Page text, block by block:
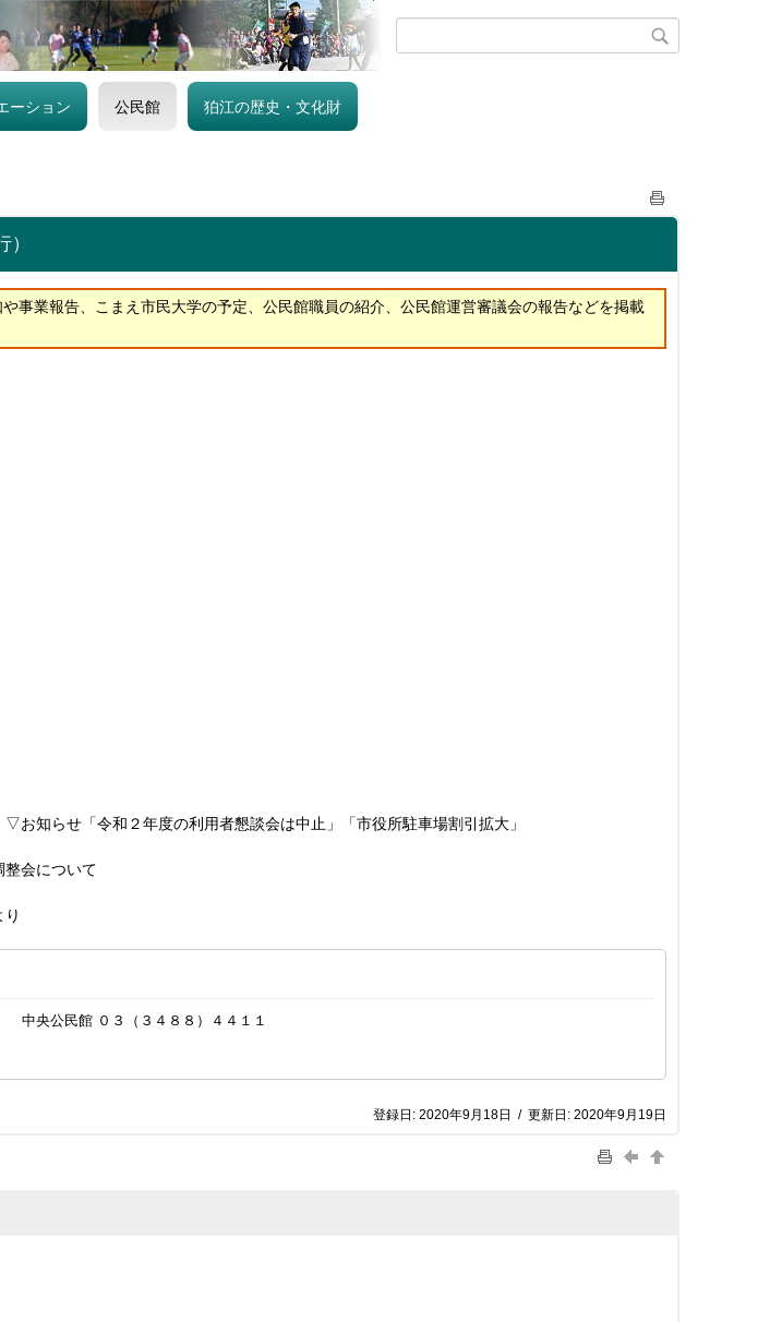
ーション 公民館 狛江の歴史・文化財
事業報告、こまえ市民大学の予定、公民館職員の紹介、公民館運営審議会の報告などを掲載
知らせ「令和２年度の利用者懇談会は中止」「市役所駐車場割引拡大」
会について
央公民館 ０３（３４８８）４４１１
登録日: 2020年9月18日 / 更新日: 2020年9月19日